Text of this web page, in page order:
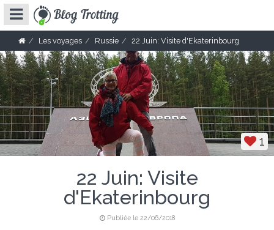
Les voyages Russie 22 Juin: Visite d'Ekaterinbourg
1
22 Juin: Visite
d'Ekaterinbourg
Publiée le 22/06/2018